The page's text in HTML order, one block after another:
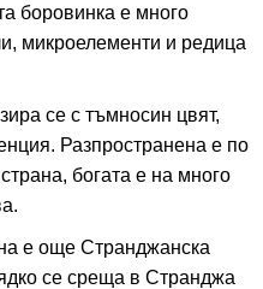
боровинка е много
микроелементи и редица
се с тъмносин цвят,
Разпространена е по
богата е на много
е още Странджанска
се среща в Странджа